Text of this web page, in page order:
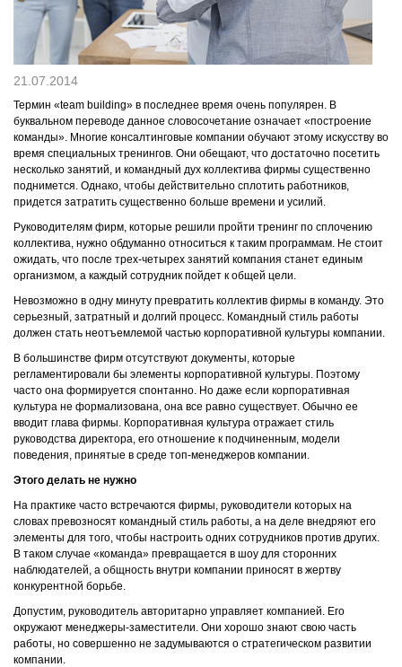
КОНТАКТЫ
21.07.2014
Термин «team building» в последнее время очень популярен. В
буквальном переводе данное словосочетание означает «построение
команды». Многие консалтинговые компании обучают этому искусству во
время специальных тренингов. Они обещают, что достаточно посетить
несколько занятий, и командный дух коллектива фирмы существенно
поднимется. Однако, чтобы действительно сплотить работников,
придется затратить существенно больше времени и усилий.
Руководителям фирм, которые решили пройти тренинг по сплочению
коллектива, нужно обдуманно относиться к таким программам. Не стоит
ожидать, что после трех-четырех занятий компания станет единым
организмом, а каждый сотрудник пойдет к общей цели.
Невозможно в одну минуту превратить коллектив фирмы в команду. Это
серьезный, затратный и долгий процесс. Командный стиль работы
должен стать неотъемлемой частью корпоративной культуры компании.
В большинстве фирм отсутствуют документы, которые
регламентировали бы элементы корпоративной культуры. Поэтому
часто она формируется спонтанно. Но даже если корпоративная
культура не формализована, она все равно существует. Обычно ее
вводит глава фирмы. Корпоративная культура отражает стиль
руководства директора, его отношение к подчиненным, модели
поведения, принятые в среде топ-менеджеров компании.
Этого делать не нужно
На практике часто встречаются фирмы, руководители которых на
словах превозносят командный стиль работы, а на деле внедряют его
элементы для того, чтобы настроить одних сотрудников против других.
В таком случае «команда» превращается в шоу для сторонних
наблюдателей, а общность внутри компании приносят в жертву
конкурентной борьбе.
Допустим, руководитель авторитарно управляет компанией. Его
окружают менеджеры-заместители. Они хорошо знают свою часть
работы, но совершенно не задумываются о стратегическом развитии
компании.